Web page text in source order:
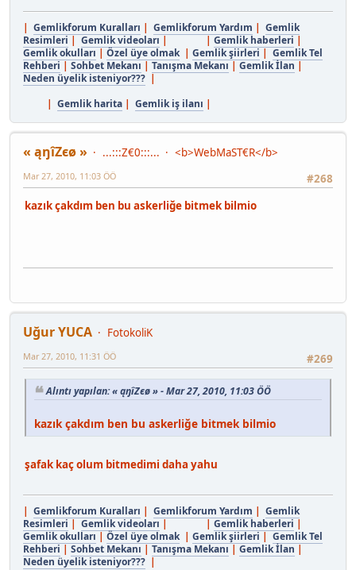
| Gemlikforum Kuralları | Gemlikforum Yardım | Gemlik
Resimleri | Gemlik videoları | | Gemlik haberleri |
Gemlik okulları | Özel üye olmak| Gemlik şiirleri | Gemlik Tel
Rehberi | Sohbet Mekanı | Tanışma Mekanı | Gemlik İlan |
Neden üyelik isteniyor??? |
| Gemlik harita | Gemlik iş ilanı |
« ąŋîZєø » ...:::Z€0:::...
<b>WebMaST€R</b>
#268
Mar 27, 2010, 11:03 ÖÖ
kazık çakdım ben bu askerliğe bitmek bilmio
Uğur YUCA
FotokoliK
#269
Mar 27, 2010, 11:31 ÖÖ
Alıntı yapılan: « ąŋîZєø » - Mar 27, 2010, 11:03 ÖÖ
kazık çakdım ben bu askerliğe bitmek bilmio
şafak kaç olum bitmedimi daha yahu
| Gemlikforum Kuralları | Gemlikforum Yardım | Gemlik
Resimleri | Gemlik videoları | | Gemlik haberleri |
Gemlik okulları | Özel üye olmak| Gemlik şiirleri | Gemlik Tel
Rehberi | Sohbet Mekanı | Tanışma Mekanı | Gemlik İlan |
Neden üyelik isteniyor??? |